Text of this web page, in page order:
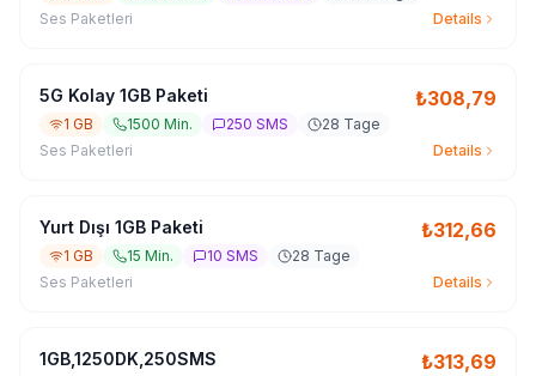
Ses Paketleri
Details
5G Kolay 1GB Paketi ₺308,79
1 GB 1500 Min. 250 SMS
28 Tage
Ses Paketleri
Details
Yurt Dışı 1GB Paketi ₺312,66
1 GB 15 Min. 10 SMS
28 Tage
Ses Paketleri
Details
1GB,1250DK,250SMS ₺313,69